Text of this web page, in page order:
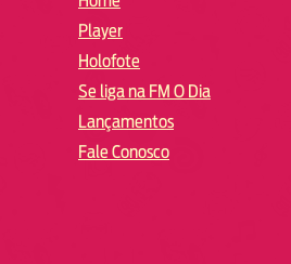
Player
Holofote
Se liga na FM O Dia
Lançamentos
Fale Conosco